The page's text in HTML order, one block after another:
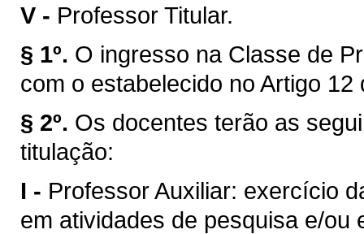
V - Professor Titular.
§ 1º. O ingresso na Classe de
com o estabelecido no Artigo 12
§ 2º. Os docentes terão as
titulação:
I - Professor Auxiliar: exercício
em atividades de pesquisa e/